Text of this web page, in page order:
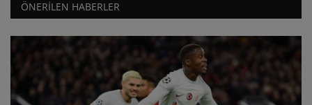
ÖNERILEN HABERLER